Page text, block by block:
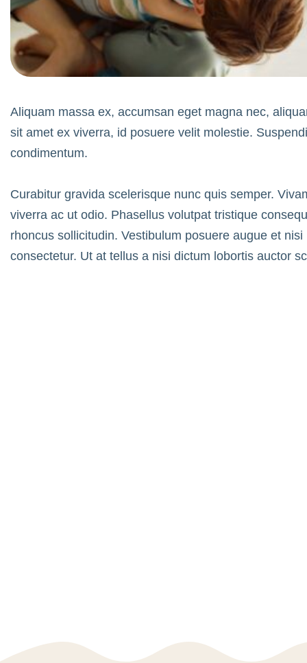
Aliquam massa ex, accumsan eget magna nec,
sit amet ex viverra, id posuere velit molestie.
condimentum.
Curabitur gravida scelerisque nunc quis semper.
viverra ac ut odio. Phasellus volutpat tristique
rhoncus sollicitudin. Vestibulum posuere augue et
consectetur. Ut at tellus a nisi dictum lobortis auctor